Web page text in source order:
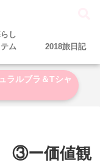
し
ム
2018旅日記
ラルブラ＆Tシャ
③ー価値観